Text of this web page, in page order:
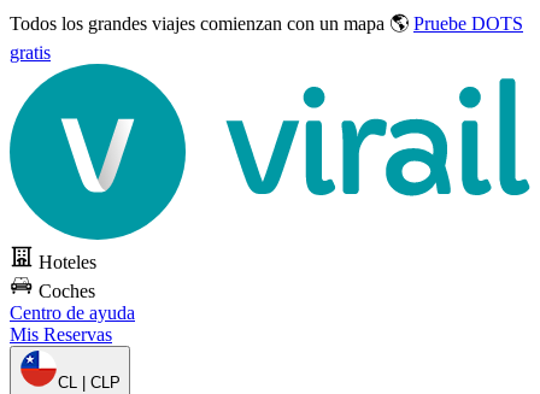
Todos los grandes viajes comienzan con un mapa 🌎 Pruebe DOTS
gratis
Hoteles
Coches
Centro de ayuda
Mis Reservas
CL | CLP